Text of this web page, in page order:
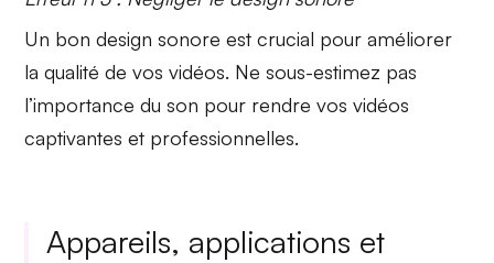
Un bon design sonore est crucial pour améliorer
laqualité de vos vidéos. Ne sous-estimez pas
l’importance du son pour rendre vos vidéos
captivantes et professionnelles.
Appareils, applications et